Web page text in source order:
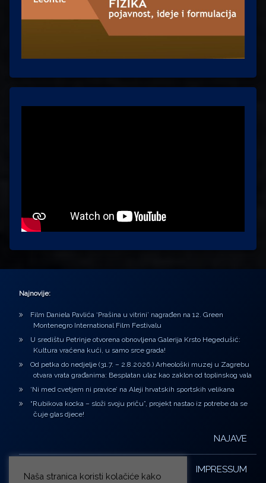
Najnovije:
Film Daniela Pavlića ‘Prašina u vitrini’ nagrađen na 12. Green
Montenegro International Film Festivalu
U središtu Petrinje otvorena obnovljena Galerija Krsto Hegedušić:
Kultura vraćena kući, u samo srce grada!
Od petka do nedjelje (31.7. – 2.8.2026.) Arheološki muzej u Zagrebu
otvara vrata građanima: Besplatan ulaz kao zaklon od toplinskog vala
‘Ni med cvetjem ni pravice’ na Aleji hrvatskih sportskih velikana
“Rubikova kocka – složi svoju priču”, projekt nastao iz potrebe da se
čuje glas djece!
NAJAVE
IMPRESSUM
Naša stranica koristi kolačiće kako